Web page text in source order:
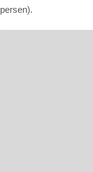
persen).